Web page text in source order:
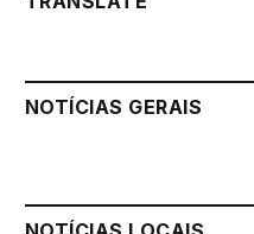
NOTÍCIAS GERAIS